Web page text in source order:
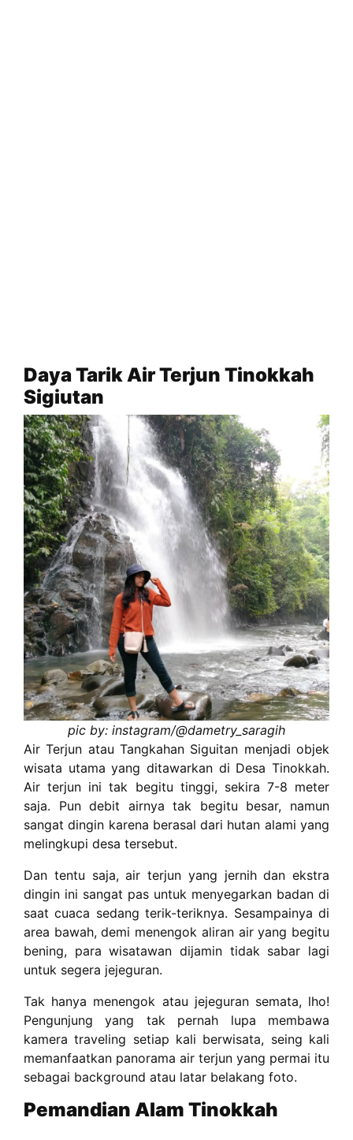
Daya Tarik Air Terjun Tinokkah
Sigiutan
pic by: instagram/@dametry_saragih
Air Terjun atau Tangkahan Siguitan menjadi objek
wisata utama yang ditawarkan di Desa Tinokkah.
Air terjun ini tak begitu tinggi, sekira 7-8 meter
saja. Pun debit airnya tak begitu besar, namun
sangat dingin karena berasal dari hutan alami yang
melingkupi desa tersebut.
Dan tentu saja, air terjun yang jernih dan ekstra
dingin ini sangat pas untuk menyegarkan badan di
saat cuaca sedang terik-teriknya. Sesampainya di
area bawah, demi menengok aliran air yang begitu
bening, para wisatawan dijamin tidak sabar lagi
untuk segera jejeguran.
Tak hanya menengok atau jejeguran semata, lho!
Pengunjung yang tak pernah lupa membawa
kamera traveling setiap kali berwisata, seing kali
memanfaatkan panorama air terjun yang permai itu
sebagai background atau latar belakang foto.
Pemandian Alam Tinokkah